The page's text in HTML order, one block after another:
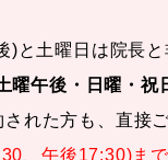
)と土曜日は院長
曜午後・日曜・祝
れた方も、直接
、午後17:30)ま